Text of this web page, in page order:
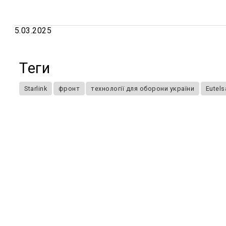
5.03.2025
Теги
Starlink фронт технології для оборони україни